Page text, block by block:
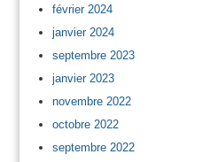
février 2024
janvier 2024
septembre 2023
janvier 2023
novembre 2022
octobre 2022
septembre 2022